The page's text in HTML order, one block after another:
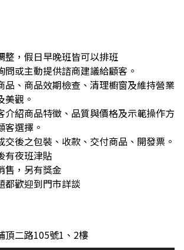
整，假日早晚班皆可以排班
問或主動提供諮商建議給顧客。
品、商品效期檢查、清理櫥窗及維持營業
美觀。
介紹商品特徵、品質與價格及示範操作方
客選擇。
交後之包裝、收款、交付商品、開發票。
有夜班津貼
售，另有獎金
都歡迎到門市詳談
頂二路105號1、2樓